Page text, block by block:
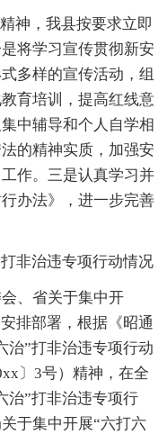
神，我县按要求立即
将学习宣传贯彻新安
多样的宣传活动，组
育培训，提高红线意
中辅导和个人自学相
的精神实质，加强安
作。三是认真学习并
办法》，进一步完善
非治违专项行动情况
、省关于集中开
排部署，根据《昭通
治”打非治违专项行动
〕3号）精神，在全
治”打非治违专项行
于集中开展“六打六